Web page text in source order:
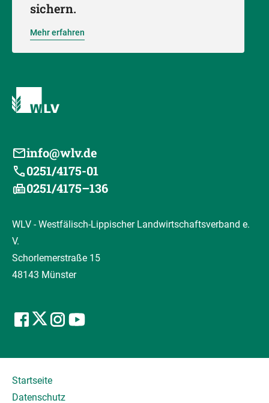
sichern.
Mehr erfahren
info@wlv.de
0251/4175-01
0251/4175–136
WLV - Westfälisch-Lippischer Landwirtschaftsverband e.
V.
Schorlemerstraße 15
48143 Münster
Startseite
Datenschutz